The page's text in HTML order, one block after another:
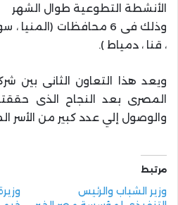
الأنشطة التطوعية طوال الشهر
وذلك فى 6 محافظات
، قنا ، دمياط ).
ويعد هذا التعاون الثانى بين
المصرى بعد النجاح الذى
والوصول إلي عدد كبير من الأسر
مرتبط
وزير الشباب والرئيس